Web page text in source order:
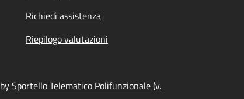
Richiedi assistenza
Riepilogo valutazioni
Sportello Telematico Polifunzionale (v.